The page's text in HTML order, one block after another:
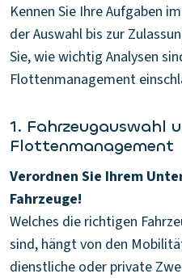
Kennen Sie Ihre Aufgaben
der Auswahl bis zur
Sie, wie wichtig Analysen
Flottenmanagement
1. Fahrzeugauswahl
Flottenmanagement
Verordnen Sie Ihrem
Fahrzeuge!
Welches die richtigen
sind, hängt von den
dienstliche oder private